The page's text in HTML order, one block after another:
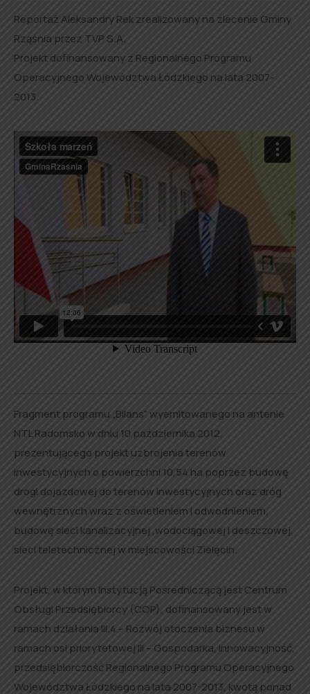
Reportaż Aleksandry Rek zrealizowany na zlecenie Gminy
Rząśnia przez TVP S.A.
Projekt dofinansowany z Regionalnego Programu
Operacyjnego Województwa Łódzkiego na lata 2007-
2013.
Fragment programu „Bilans” wyemitowanego na antenie
NTL Radomsko w dniu 10 października 2012,
prezentującego projekt uzbrojenia terenów
inwestycyjnych o powierzchni 10,54 ha poprzez budowę
drogi dojazdowej do terenów inwestycyjnych oraz dróg
wewnętrznych wraz z oświetleniem i odwodnieniem,
budowę sieci kanalizacyjnej ,wodociągowej i deszczowej,
sieci teletechnicznej w miejscowości Zielęcin.
Projekt, w którym Instytucją Pośredniczącą jest Centrum
Obsługi Przedsiębiorcy (COP), dofinansowany jest w
ramach działania III.4 – Rozwój otoczenia biznesu w
ramach osi priorytetowej III – Gospodarka, innowacyjność,
przedsiębiorczość Regionalnego Programu Operacyjnego
Województwa Łódzkiego na lata 2007-2013, kwotą ponad